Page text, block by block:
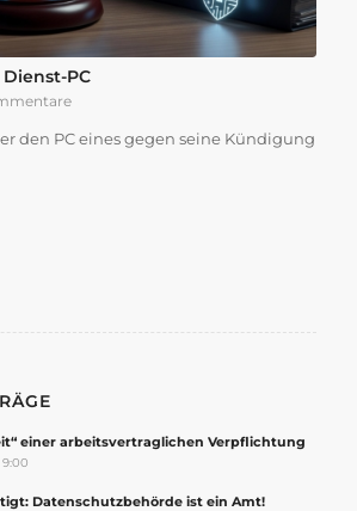
PC
den PC eines gegen seine Kündigung
einer arbeitsvertraglichen Verpflichtung
Datenschutzbehörde ist ein Amt!